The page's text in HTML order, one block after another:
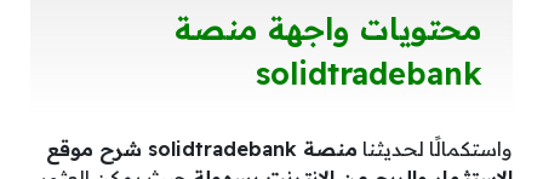
محتويات واجهة منصة
solidtradebank
واستكمالًا لحديثنا
منصة solidtradebank شرح موقع